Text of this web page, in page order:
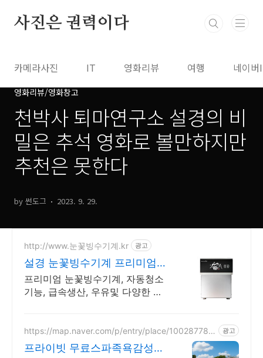
사진은 권력이다
카메라사진 IT 영화리뷰 여행 네이
영화리뷰/영화창고
천박사 퇴마연구소 설경의 비
밀은 추석 영화로 볼만하지만
추천은 못한다
by 썬도그 2023. 9. 29.
http://www.눈꽃빙수기계.kr 광고
설경 눈꽃빙수기계 프리미엄
빙수기 설경
프리미엄 눈꽃빙수기계, 자동청소
기능, 급속생산, 우유및 다양한 빙
https://map.naver.com/p/entry/place/100287782
광고
프라이빗 무료스파족욕감성숙